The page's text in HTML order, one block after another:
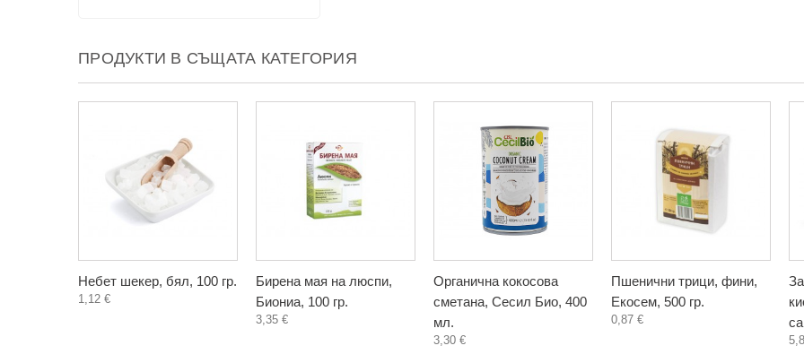
ПРОДУКТИ В СЪЩАТА КАТЕГОРИЯ
Небет шекер, бял, 100 гр.
1,12 €
Бирена мая на люспи,
Биониа, 100 гр.
3,35 €
Органична кокосова
сметана, Сесил Био, 400
мл.
3,30 €
Пшенични трици, фини,
Екосем, 500 гр.
0,87 €